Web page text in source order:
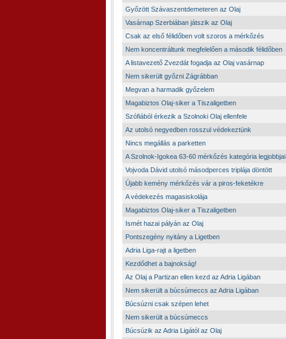
Győzött Szávaszentdemeteren az Olaj
Vasárnap Szerbiában játszik az Olaj
Csak az első félidőben volt szoros a mérkőzés
Nem koncentráltunk megfelelően a második félidőben
A listavezető Zvezdát fogadja az Olaj vasárnap
Nem sikerült győzni Zágrábban
Megvan a harmadik győzelem
Magabiztos Olaj-siker a Tiszaligetben
Szófiából érkezik a Szolnoki Olaj ellenfele
Az utolsó negyedben rosszul védekeztünk
Nincs megállás a parketten
A Szolnok-Igokea 63-60 mérkőzés kategória legjobbjai
Vojvoda Dávid utolsó másodperces triplája döntött
Újabb kemény mérkőzés vár a piros-feketékre
A védekezés magasiskolája
Magabiztos Olaj-siker a Tiszaligetben
Ismét hazai pályán az Olaj
Pontszegény nyitány a Ligetben
Adria Liga-rajt a ligetben
Kezdődhet a bajnokság!
Az Olaj a Partizan ellen kezd az Adria Ligában
Nem sikerült a búcsúmeccs az Adria Ligában
Búcsúzni csak szépen lehet
Nem sikerült a búcsúmeccs
Búcsúzik az Adria Ligától az Olaj